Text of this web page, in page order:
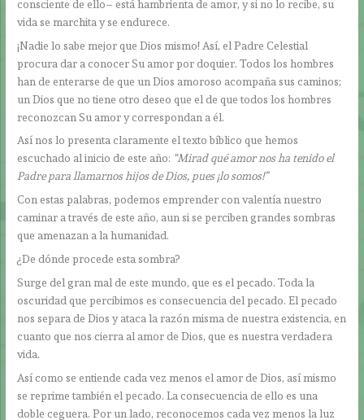
consciente de ello– está hambrienta de amor, y si no lo recibe, su
vida se marchita y se endurece.
¡Nadie lo sabe mejor que Dios mismo! Así, el Padre Celestial
procura dar a conocer Su amor por doquier. Todos los hombres
han de enterarse de que un Dios amoroso acompaña sus caminos;
un Dios que no tiene otro deseo que el de que todos los hombres
reconozcan Su amor y correspondan a él.
Así nos lo presenta claramente el texto bíblico que hemos
escuchado al inicio de este año: “Mirad qué amor nos ha tenido el
Padre para llamarnos hijos de Dios, pues ¡lo somos!”
Con estas palabras, podemos emprender con valentía nuestro
caminar a través de este año, aun si se perciben grandes sombras
que amenazan a la humanidad.
¿De dónde procede esta sombra?
Surge del gran mal de este mundo, que es el pecado. Toda la
oscuridad que percibimos es consecuencia del pecado. El pecado
nos separa de Dios y ataca la razón misma de nuestra existencia, en
cuanto que nos cierra al amor de Dios, que es nuestra verdadera
vida.
Así como se entiende cada vez menos el amor de Dios, así mismo
se reprime también el pecado. La consecuencia de ello es una
doble ceguera. Por un lado, reconocemos cada vez menos la luz